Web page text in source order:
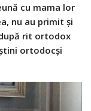
cu mama lor
nu au primit și
rit ortodox
ortodocși